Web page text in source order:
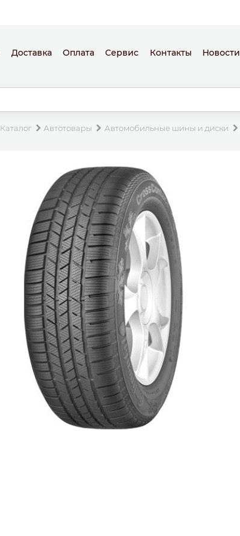
Доставка Оплата Сервис Контакты Новости
Каталог Автотовары Автомобильные шины и диски